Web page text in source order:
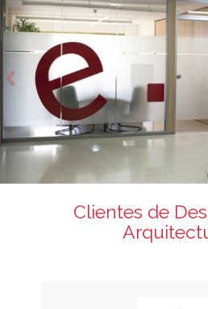
Clientes de